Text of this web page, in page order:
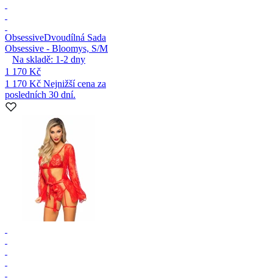
ObsessiveDvoudílná Sada
Obsessive - Bloomys, S/M
Na skladě: 1-2 dny
1 170 Kč
1 170 Kč Nejnižší cena za
posledních 30 dní.